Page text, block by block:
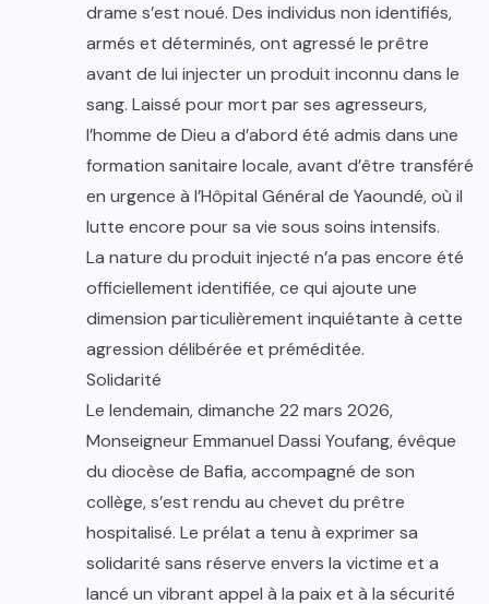
drame s’est noué. Des individus non identifiés,
armés et déterminés, ont agressé le prêtre
avant de lui injecter un produit inconnu dans le
sang. Laissé pour mort par ses agresseurs,
l’homme de Dieu a d’abord été admis dans une
formation sanitaire locale, avant d’être transféré
en urgence à l’Hôpital Général de Yaoundé, où il
lutte encore pour sa vie sous soins intensifs.
La nature du produit injecté n’a pas encore été
officiellement identifiée, ce qui ajoute une
dimension particulièrement inquiétante à cette
agression délibérée et préméditée.
Solidarité
Le lendemain, dimanche 22 mars 2026,
Monseigneur Emmanuel Dassi Youfang, évêque
du diocèse de Bafia, accompagné de son
collège, s’est rendu au chevet du prêtre
hospitalisé. Le prélat a tenu à exprimer sa
solidarité sans réserve envers la victime et a
lancé un vibrant appel à la paix et à la sécurité